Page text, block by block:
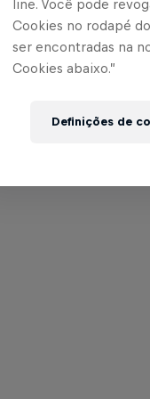
line. Você pode
Cookies no rodapé
ser encontradas na
Cookies abaixo.”
Definições de